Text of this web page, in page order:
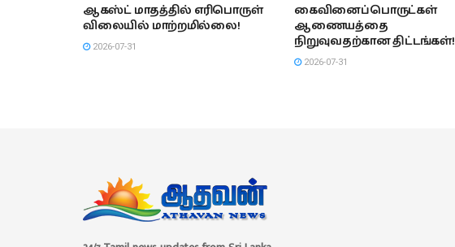
ஆகஸ்ட் மாதத்தில் எரிபொருள்
விலையில் மாற்றமில்லை!
2026-07-31
கைவினைப்பொருட்கள்
ஆணையத்தை
நிறுவுவதற்கான திட்டங்கள்!
2026-07-31